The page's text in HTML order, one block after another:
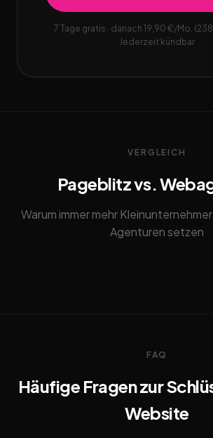
7 Tage gratis · danach 19,90 €/Mo.
Jederzeit kündbar
VERGLEICH
Pageblitz vs.
Warum immer mehr
Agenturen setzen
FAQ
Häufige Fragen zur
Website